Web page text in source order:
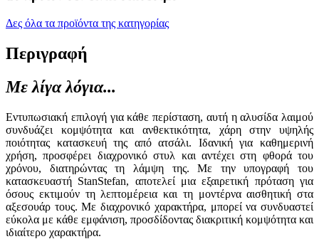
Δες όλα τα προϊόντα της κατηγορίας
Περιγραφή
Με λίγα λόγια...
Εντυπωσιακή επιλογή για κάθε περίσταση, αυτή η αλυσίδα λαιμού
συνδυάζει κομψότητα και ανθεκτικότητα, χάρη στην υψηλής
ποιότητας κατασκευή της από ατσάλι. Ιδανική για καθημερινή
χρήση, προσφέρει διαχρονικό στυλ και αντέχει στη φθορά του
χρόνου, διατηρώντας τη λάμψη της. Με την υπογραφή του
κατασκευαστή StanStefan, αποτελεί μια εξαιρετική πρόταση για
όσους εκτιμούν τη λεπτομέρεια και τη μοντέρνα αισθητική στα
αξεσουάρ τους. Με διαχρονικό χαρακτήρα, μπορεί να συνδυαστεί
εύκολα με κάθε εμφάνιση, προσδίδοντας διακριτική κομψότητα και
ιδιαίτερο χαρακτήρα.